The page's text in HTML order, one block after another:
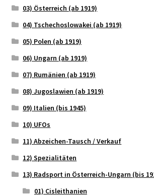
03) Österreich (ab 1919)
04) Tschechoslowakei (ab 1919)
05) Polen (ab 1919)
06) Ungarn (ab 1919)
07) Rumänien (ab 1919)
08) Jugoslawien (ab 1919)
09) Italien (bis 1945)
10) UFOs
11) Abzeichen-Tausch / Verkauf
12) Spezialitäten
13) Radsport in Österreich-Ungarn (bis
01) Cisleithanien